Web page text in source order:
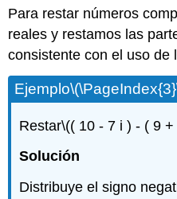
Para restar números
reales y restamos las
consistente con el uso de
Ejemplo
Restar\(( 10 - 7 i ) - ( 9 +
Solución
Distribuye el signo